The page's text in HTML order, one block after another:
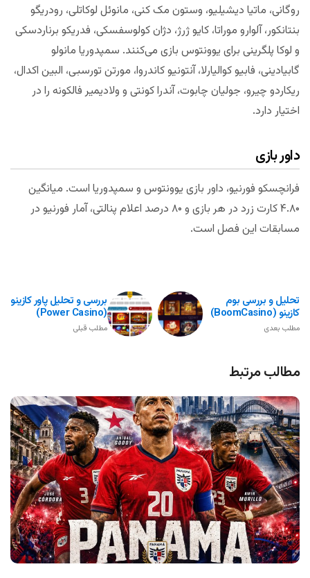
روگانی، ماتیا دیشیلیو، وستون مک کنی، مانوئل لوکاتلی، رودریگو
بنتانکور، آلوارو موراتا، کایو ژرژ، دژان کولوسفسکی، فدریکو برناردسکی
و لوکا پلگرینی برای یوونتوس بازی می‌کنند. سمپدوریا مانولو
گابیادینی، فابیو کوالیارلا، آنتونیو کاندروا، مورتن تورسبی، البین اکدال،
ریکاردو چیرو، جولیان چابوت، آندرا کونتی و ولادیمیر فالکونه را در
اختیار دارد.
داور بازی
فرانچسکو فورنیو، داور بازی یوونتوس و سمپدوریا است. میانگین
۴.۸۰ کارت زرد در هر بازی و ۸۰ درصد اعلام پنالتی، آمار فورنیو در
مسابقات این فصل است.
بررسی و تحلیل پاور کازینو
(Power Casino)
مطلب قبلی
تحلیل و بررسی بوم
کازینو (BoomCasino)
مطلب بعدی
مطالب مرتبط